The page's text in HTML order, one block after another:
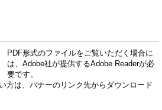
PDF形式のファイルをご覧いただく場合に
は、Adobe社が提供するAdobe Readerが必
要です。
方は、バナーのリンク先からダウンロード